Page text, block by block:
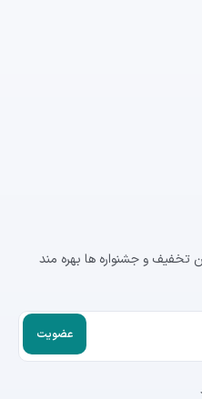
تخفیف و جشنواره ها بهره مند